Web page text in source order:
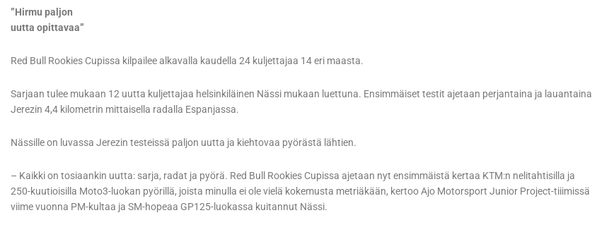
”Hirmu paljon
uutta opittavaa”
Red Bull Rookies Cupissa kilpailee alkavalla kaudella 24 kuljettajaa 14 eri maasta.
Sarjaan tulee mukaan 12 uutta kuljettajaa helsinkiläinen Nässi mukaan luettuna. Ensimmäiset testit ajetaan perjantaina ja lauantaina
Jerezin 4,4 kilometrin mittaisella radalla Espanjassa.
Nässille on luvassa Jerezin testeissä paljon uutta ja kiehtovaa pyörästä lähtien.
– Kaikki on tosiaankin uutta: sarja, radat ja pyörä. Red Bull Rookies Cupissa ajetaan nyt ensimmäistä kertaa KTM:n nelitahtisilla ja
250-kuutioisilla Moto3-luokan pyörillä, joista minulla ei ole vielä kokemusta metriäkään, kertoo Ajo Motorsport Junior Project-tiiimissä
viime vuonna PM-kultaa ja SM-hopeaa GP125-luokassa kuitannut Nässi.